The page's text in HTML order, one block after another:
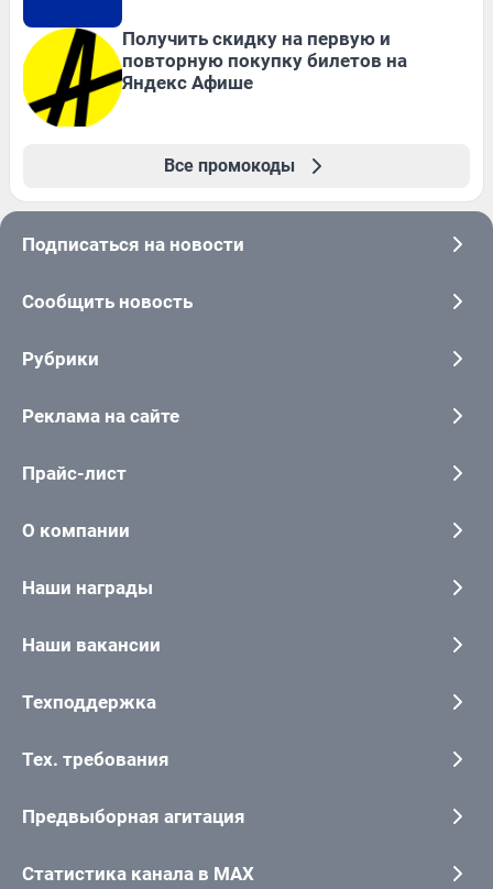
Получить скидку на первую и
повторную покупку билетов на
Яндекс Афише
Все промокоды
Подписаться на новости
Сообщить новость
Рубрики
Реклама на сайте
Прайс-лист
О компании
Наши награды
Наши вакансии
Техподдержка
Тех. требования
Предвыборная агитация
Статистика канала в MAX